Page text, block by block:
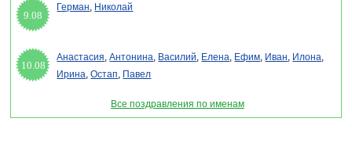
9.08
Герман Николай
10.08
Анастасия ,Антонина Василий Елена Ефим Иван Илона
Ирина ,Остап Павел
Все поздравления по именам